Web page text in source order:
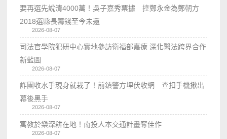
要再選先說清4000萬！吳子嘉秀票據 控鄭永金為鄭朝方
2018選縣長籌錢至今未還
2026-08-07
司法官學院犯研中心實地參訪衛福部嘉療 深化醫法跨界合作
新藍圖
2026-08-07
詐團收水手現身就栽了！前鎮警方埋伏收網 查扣手機揪出
幕後黑手
2026-08-07
寓教於樂深耕在地！南投人本交通計畫奪佳作
2026-08-07